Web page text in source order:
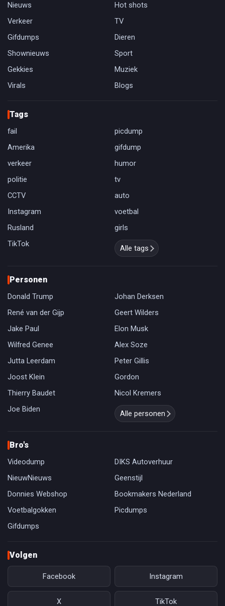
Nieuws
Hot shots
Verkeer
TV
Gifdumps
Dieren
Shownieuws
Sport
Gekkies
Muziek
Virals
Blogs
Tags
fail
picdump
Amerika
gifdump
verkeer
humor
politie
tv
CCTV
auto
Instagram
voetbal
Rusland
girls
TikTok
Alle tags
Personen
Donald Trump
Johan Derksen
René van der Gijp
Geert Wilders
Jake Paul
Elon Musk
Wilfred Genee
Alex Soze
Jutta Leerdam
Peter Gillis
Joost Klein
Gordon
Thierry Baudet
Nicol Kremers
Joe Biden
Alle personen
Bro's
Videodump
DIKS Autoverhuur
NieuwNieuws
Geenstijl
Donnies Webshop
Bookmakers Nederland
Voetbalgokken
Picdumps
Gifdumps
Volgen
Facebook Instagram
X TikTok